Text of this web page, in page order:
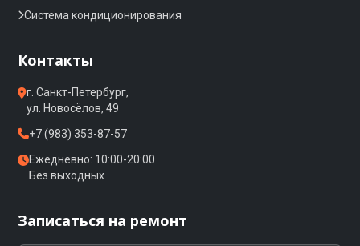
Система кондиционирования
Контакты
г. Санкт-Петербург,
ул. Новосёлов, 49
+7 (983) 353-87-57
Ежедневно: 10:00-20:00
Без выходных
Записаться на ремонт